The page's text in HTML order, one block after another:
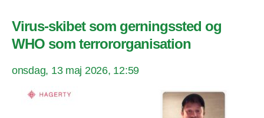
Virus-skibet som gerningssted og
WHO som terrororganisation
onsdag, 13 maj 2026, 12:59